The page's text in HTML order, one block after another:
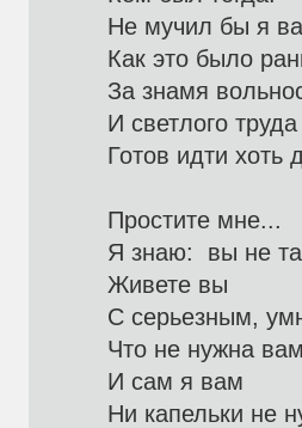
Не мучил бы я
Как это
За знамя
И
Готов идти
Простите мне...
Я знаю:
Живете вы
С
Что не
И сам я вам
Ни